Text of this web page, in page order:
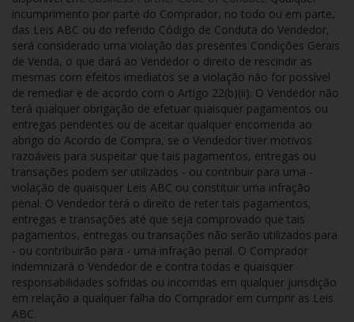
incumprimento por parte do Comprador, no todo ou em parte,
das Leis ABC ou do referido Código de Conduta do Vendedor,
será considerado uma violação das presentes Condições Gerais
de Venda, o que dará ao Vendedor o direito de rescindir as
mesmas com efeitos imediatos se a violação não for possível
de remediar e de acordo com o Artigo 22(b)(ii). O Vendedor não
terá qualquer obrigação de efetuar quaisquer pagamentos ou
entregas pendentes ou de aceitar qualquer encomenda ao
abrigo do Acordo de Compra, se o Vendedor tiver motivos
razoáveis para suspeitar que tais pagamentos, entregas ou
transações podem ser utilizados - ou contribuir para uma -
violação de quaisquer Leis ABC ou constituir uma infração
penal. O Vendedor terá o direito de reter tais pagamentos,
entregas e transações até que seja comprovado que tais
pagamentos, entregas ou transações não serão utilizados para
- ou contribuirão para - uma infração penal. O Comprador
indemnizará o Vendedor de e contra todas e quaisquer
responsabilidades sofridas ou incorridas em qualquer jurisdição
em relação a qualquer falha do Comprador em cumprir as Leis
ABC.